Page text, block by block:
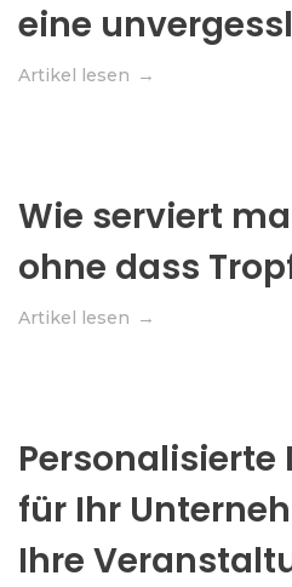
eine
Artikel lesen
Wie serviert
ohne dass
Artikel lesen
Personalisierte
für Ihr
Ihre